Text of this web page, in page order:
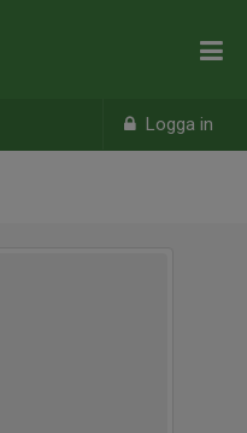
Logga in